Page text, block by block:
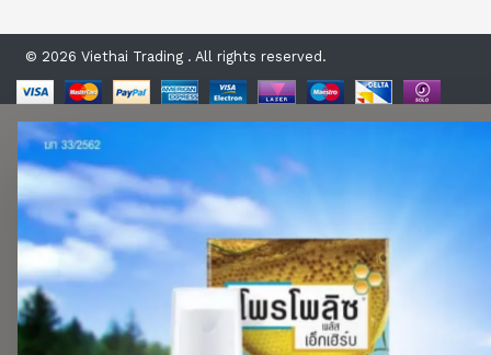
© 2026 Viethai Trading . All rights reserved.